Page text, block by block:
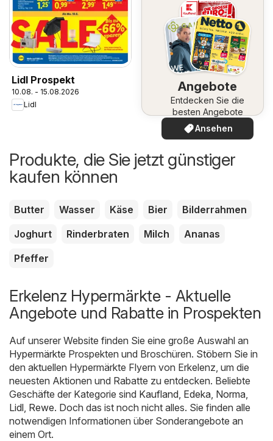
Lidl Prospekt
10.08. - 15.08.2026
Lidl
Angebote
Entdecken Sie die
besten Angebote
Ansehen
Produkte, die Sie jetzt günstiger
kaufen können
Butter Wasser Käse Bier
Bilderrahmen
Joghurt
Rinderbraten Milch
Ananas
Pfeffer
Erkelenz Hypermärkte - Aktuelle
Angebote und Rabatte in Prospekten
Auf unserer Website finden Sie eine große Auswahl an
Hypermärkte Prospekten und Broschüren. Stöbern Sie in
den aktuellen Hypermärkte Flyern von Erkelenz, um die
neuesten Aktionen und Rabatte zu entdecken. Beliebte
Geschäfte der Kategorie sind Kaufland Edeka Norma
Lidl Rewe. Doch das ist noch nicht alles. Sie finden alle
notwendigen Informationen über Sonderangebote an
einem Ort.